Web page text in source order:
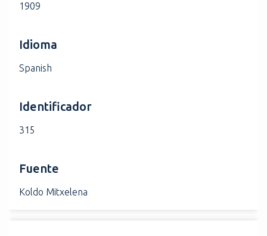
1909
Idioma
Spanish
Identificador
315
Fuente
Koldo Mitxelena